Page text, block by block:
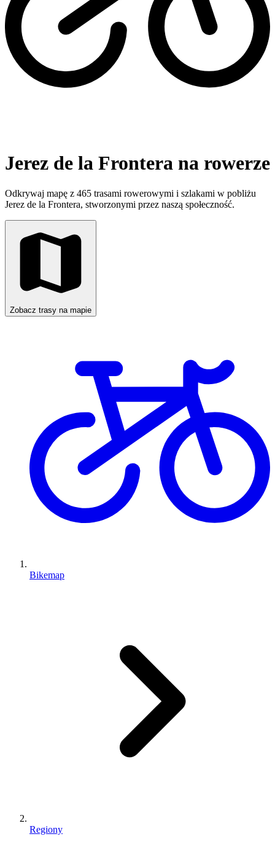
Jerez de la Frontera na rowerze
Odkrywaj mapę z 465 trasami rowerowymi i szlakami w pobliżu
Jerez de la Frontera, stworzonymi przez naszą społeczność.
Zobacz trasy na mapie
Bikemap
Regiony